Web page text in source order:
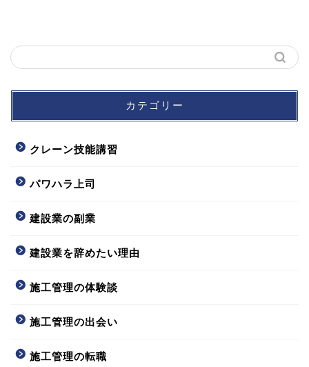
カテゴリー
クレーン技能講習
パワハラ上司
建設業の副業
建設業を辞めたい理由
施工管理の体験談
施工管理の出会い
施工管理の転職